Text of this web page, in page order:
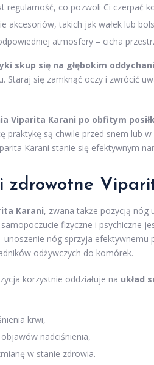
regularność, co pozwoli Ci czerpać
akcesoriów, takich jak wałek lub
atmosfery – cicha
skup się na głębokim
Staraj się zamknąć oczy i zwrócić
Viparita Karani po obfitym
praktykę są chwile przed snem lub
Karani stanie się efektywnym
zdrowotne
Karani, zwana także pozycją nóg
fizyczne i psychiczne
unoszenie nóg sprzyja
odżywczych do komórek.
korzystnie oddziałuje na układ
krwi,
objawów nadciśnienia,
w stanie zdrowia.